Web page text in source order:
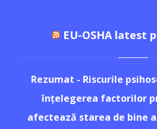
EU-OSHA latest
Rezumat - Riscurile
înțelegerea factorilor
afectează starea de bine